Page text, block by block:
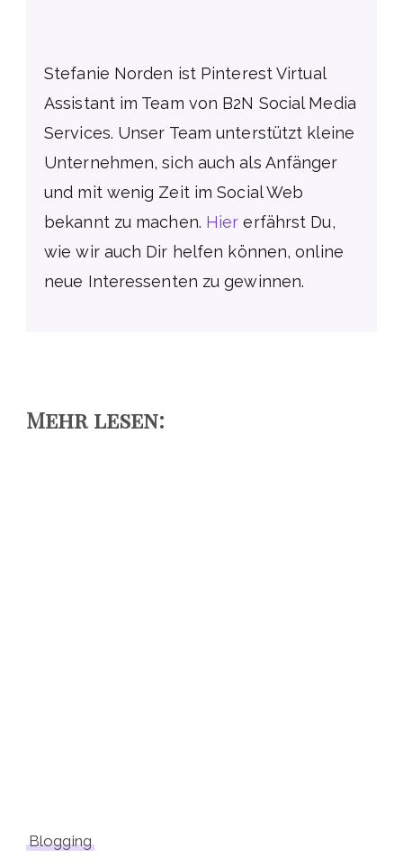
Stefanie Norden ist Pinterest Virtual
Assistant im Team von B2N Social Media
Services. Unser Team unterstützt kleine
Unternehmen, sich auch als Anfänger
und mit wenig Zeit im Social Web
bekannt zu machen. Hier erfährst Du,
wie wir auch Dir helfen können, online
neue Interessenten zu gewinnen.
Mehr lesen:
Blogging